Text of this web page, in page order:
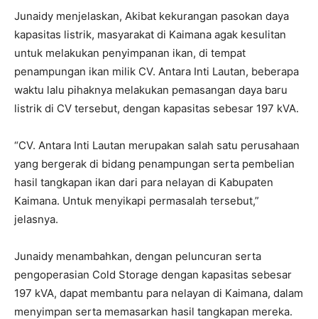
Junaidy menjelaskan, Akibat kekurangan pasokan daya
kapasitas listrik, masyarakat di Kaimana agak kesulitan
untuk melakukan penyimpanan ikan, di tempat
penampungan ikan milik CV. Antara Inti Lautan, beberapa
waktu lalu pihaknya melakukan pemasangan daya baru
listrik di CV tersebut, dengan kapasitas sebesar 197 kVA.
“CV. Antara Inti Lautan merupakan salah satu perusahaan
yang bergerak di bidang penampungan serta pembelian
hasil tangkapan ikan dari para nelayan di Kabupaten
Kaimana. Untuk menyikapi permasalah tersebut,”
jelasnya.
Junaidy menambahkan, dengan peluncuran serta
pengoperasian Cold Storage dengan kapasitas sebesar
197 kVA, dapat membantu para nelayan di Kaimana, dalam
menyimpan serta memasarkan hasil tangkapan mereka.